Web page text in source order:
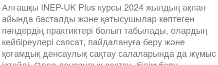
Алғашқы INEP-UK Plus курсы 2024 жылдың ақпан
айында басталды және қатысушылар көптеген
пәндердің практиктері болып табылады, олардың
кейбіреулері саясат, пайдалануға беру және
қоғамдық денсаулық сақтау салаларында да жұмыс